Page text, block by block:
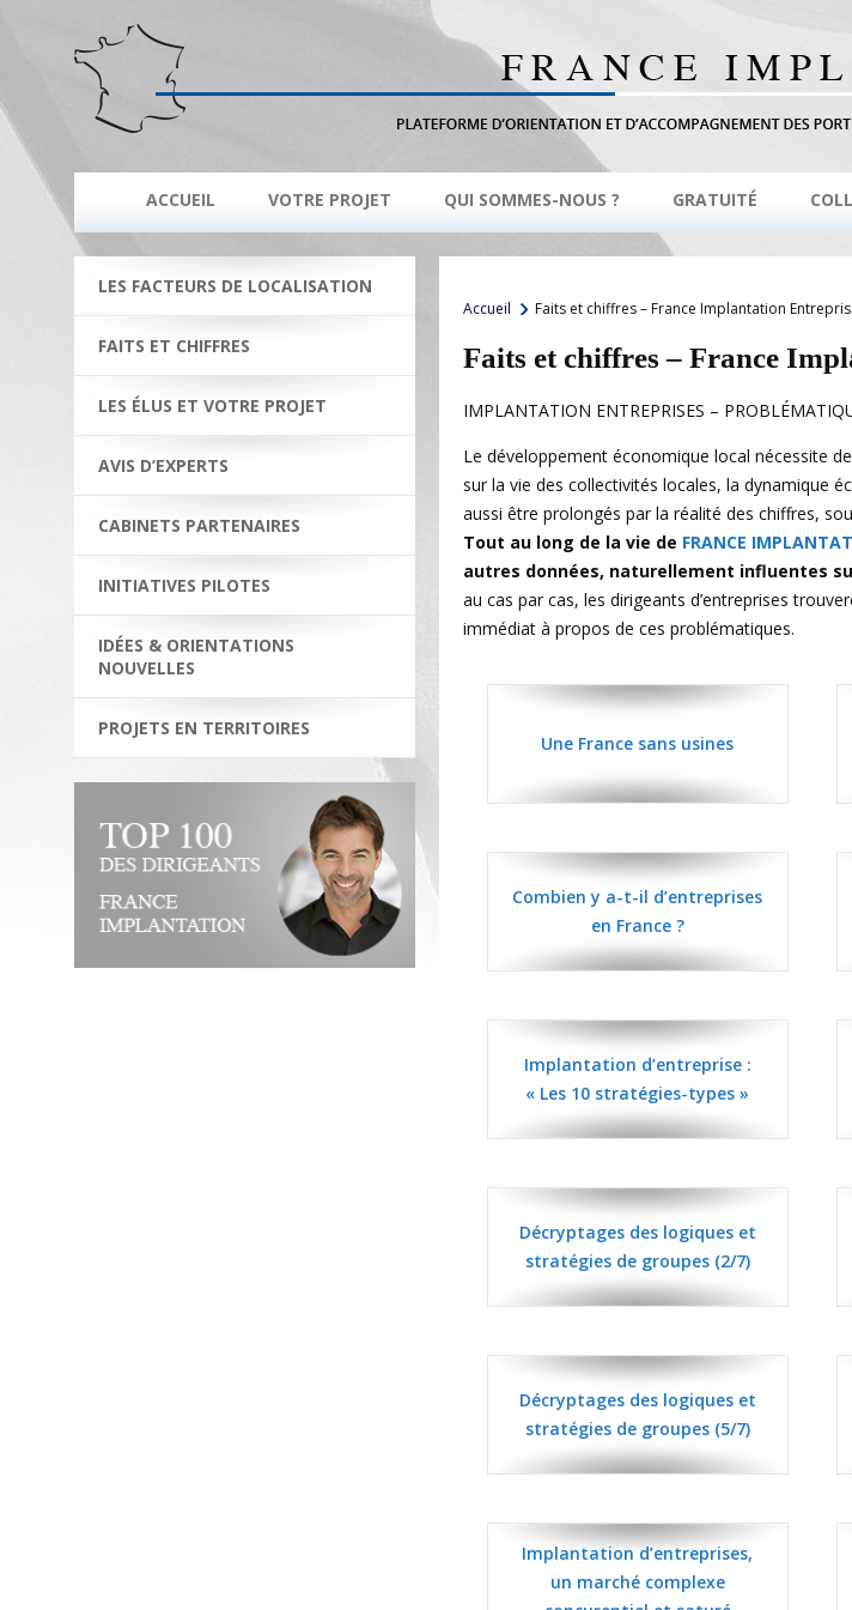
ACCUEIL VOTRE PROJET QUI SOMMES-NOUS ? GRATUITÉ
LES FACTEURS DE LOCALISATION
FAITS ET CHIFFRES
LES ÉLUS ET VOTRE PROJET
AVIS D’EXPERTS
CABINETS PARTENAIRES
INITIATIVES PILOTES
IDÉES & ORIENTATIONS
NOUVELLES
PROJETS EN TERRITOIRES
Accueil Faits et chiffres – France Implantation
Faits et chiffres – France
IMPLANTATION ENTREPRISES –
Le développement économique local nécessite
sur la vie des collectivités locales, la dynamique
aussi être prolongés par la réalité des chiffres,
Tout au long de la vie de FRANCE
autres données, naturellement influentes
au cas par cas, les dirigeants d’entreprises
immédiat à propos de ces problématiques.
Une France sans usines
Combien y a-t-il d’entreprises
en France ?
Implantation d’entreprise :
« Les 10 stratégies-types »
Décryptages des logiques et
stratégies de groupes (2/7)
Décryptages des logiques et
stratégies de groupes (5/7)
Implantation d’entreprises,
un marché complexe